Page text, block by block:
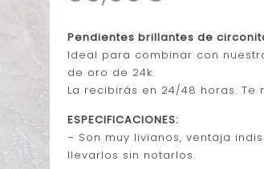
Pendientes brillantes de
Ideal para combinar con
de oro de 24k.
La recibirás en 24/48 horas.
ESPECIFICACIONES:
– Son muy livianos, ventaja
llevarlos sin notarlos.